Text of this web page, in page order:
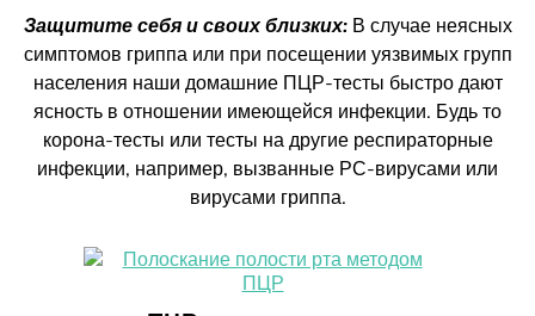
Защитите себя и своих близких:В случае неясных
симптомов гриппа или при посещении уязвимых групп
населения наши домашние ПЦР-тесты быстро дают
ясность в отношении имеющейся инфекции. Будь то
корона-тесты или тесты на другие респираторные
инфекции, например, вызванные РС-вирусами или
вирусами гриппа.